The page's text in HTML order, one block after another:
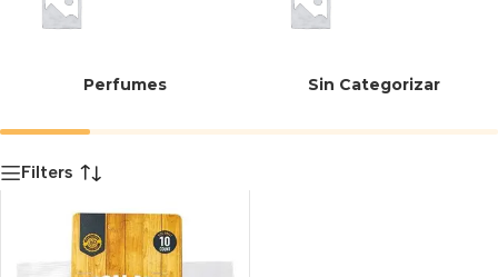
Perfumes Sin Categorizar
Filters